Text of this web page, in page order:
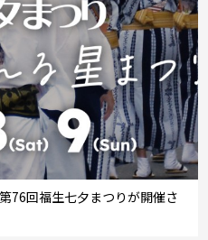
76回福生七夕まつりが開催さ